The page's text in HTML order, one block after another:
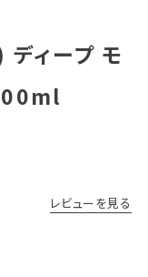
ィープ モ
レビューを見る